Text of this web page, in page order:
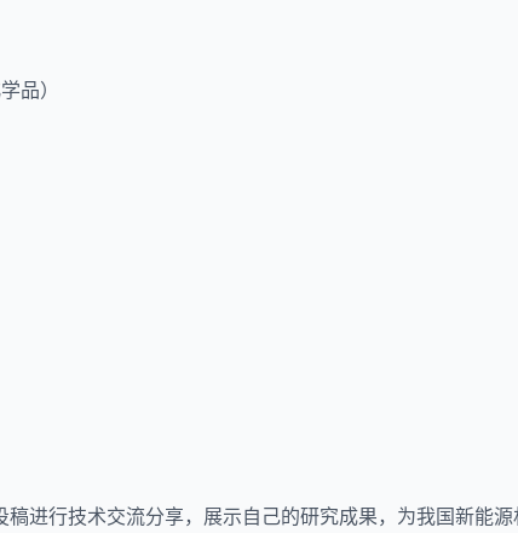
品）
进行技术交流分享，展示自己的研究成果，为我国新能